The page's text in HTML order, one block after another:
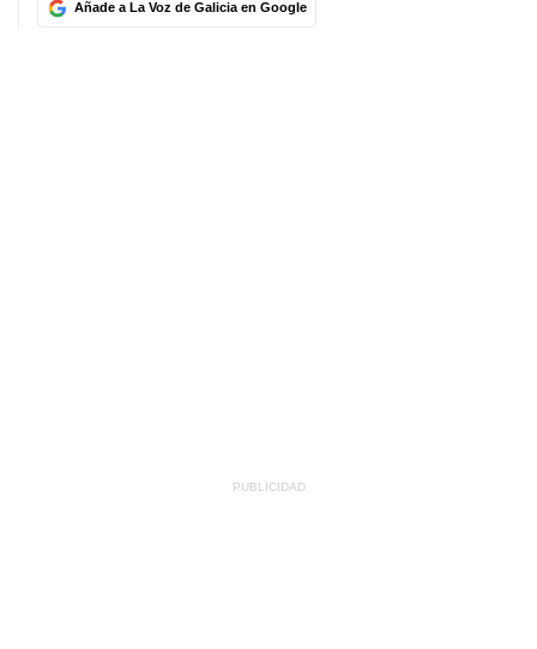
Añade a La Voz de Galicia en Google